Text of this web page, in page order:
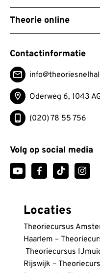
Theorie online
Contactinformatie
Oderweg 6, 1043
(020) 78 55 756
Volg op social media
Locaties
Theoriecursus
Haarlem –
Theoriecursus
Rijswijk –